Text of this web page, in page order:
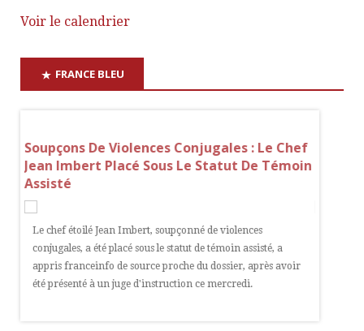
Voir le calendrier
FRANCE BLEU
Soupçons De Violences Conjugales : Le Chef
Jean Imbert Placé Sous Le Statut De Témoin
Assisté
Le chef étoilé Jean Imbert, soupçonné de violences
conjugales, a été placé sous le statut de témoin assisté, a
appris franceinfo de source proche du dossier, après avoir
été présenté à un juge d'instruction ce mercredi.